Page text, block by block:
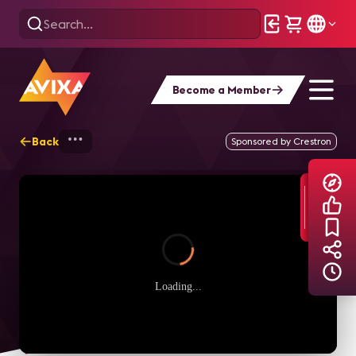
Become a Member
Back AVIXA TV Videos
Sponsored by Crestron
Loading...